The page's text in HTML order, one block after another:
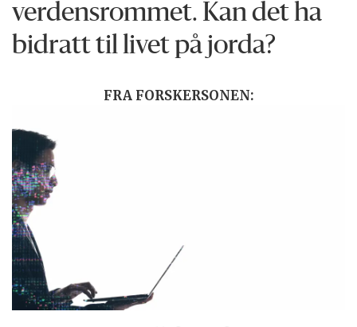
verdensrommet. Kan det ha
bidratt til livet på jorda?
FRA FORSKERSONEN: